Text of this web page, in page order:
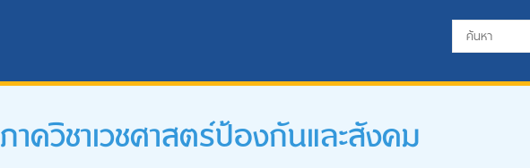
ภาควิชาเวชศาสตร์ป้องกันและสังคม